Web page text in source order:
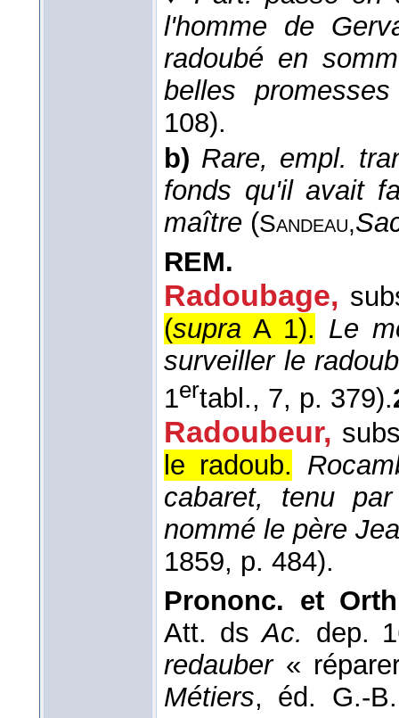
l'homme de
radoubé en
belles promesses
108).
b) Rare, empl.
fonds qu'il avait
maître (Sandeau,
REM.
Radoubage,
(supra A 1). Le
surveiller le
1ertabl., 7, p. 379).
Radoubeur,
le radoub.
cabaret, tenu
nommé le père
1859, p. 484).
Prononc. et
Att. dsAc. dep.
redauber«
Métiers, éd. G.-